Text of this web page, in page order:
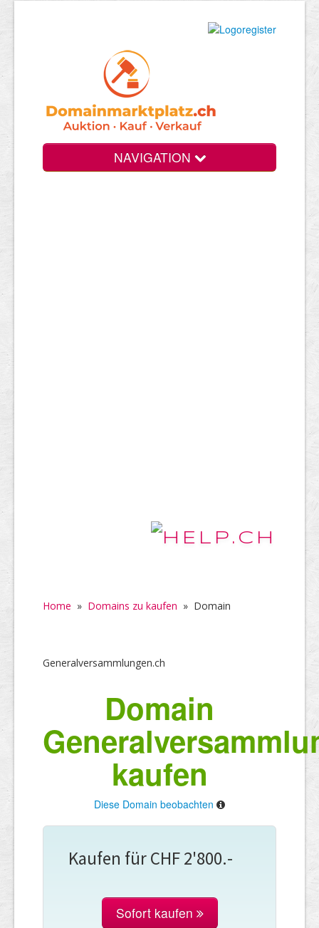
NAVIGATION
Home » Domains zu kaufen » Domain
Generalversammlungen.ch
Domain
kaufen
Diese Domain beobachten
Kaufen für CHF 2'800.-
Sofort kaufen